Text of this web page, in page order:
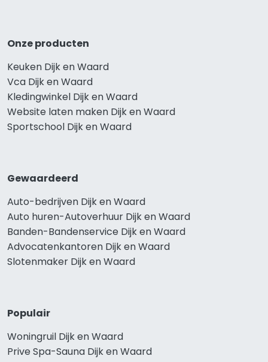
Onze producten
Keuken Dijk en Waard
Vca Dijk en Waard
Kledingwinkel Dijk en Waard
Website laten maken Dijk en Waard
Sportschool Dijk en Waard
Gewaardeerd
Auto-bedrijven Dijk en Waard
Auto huren-Autoverhuur Dijk en Waard
Banden-Bandenservice Dijk en Waard
Advocatenkantoren Dijk en Waard
Slotenmaker Dijk en Waard
Populair
Woningruil Dijk en Waard
Prive Spa-Sauna Dijk en Waard